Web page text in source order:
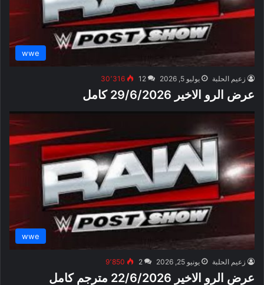
wwe
زعيم الحلبة يوليو 5, 2026 12 30٬316
عرض الرو الاخير 29/6/2026 كامل
wwe
زعيم الحلبة يونيو 25, 2026 2 9٬850
عرض الرو الاخير 22/6/2026 مترجم كامل